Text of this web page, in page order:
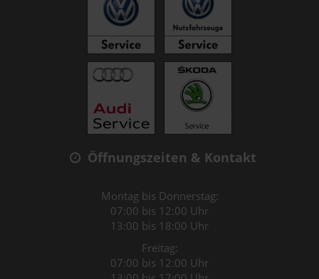
Öffnungszeiten & Kontakt
Montag bis Donnerstag:
07:00 bis 12:00 Uhr
13:00 bis 18:00 Uhr
Freitag:
07:00 bis 12:00 Uhr